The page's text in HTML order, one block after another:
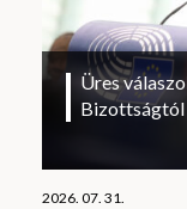
Üres
Bizottságtól
2026. 07. 31.